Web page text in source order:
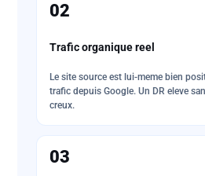
02
Trafic organique reel
Le site source est lui-meme bien
trafic depuis Google. Un DR eleve
creux.
03